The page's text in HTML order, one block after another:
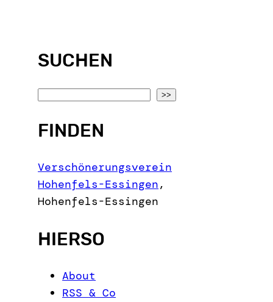
SUCHEN
a
c
h
>>
FINDEN
Verschönerungsverein
Hohenfels-Essingen,
Hohenfels-Essingen
HIERSO
About
RSS & Co